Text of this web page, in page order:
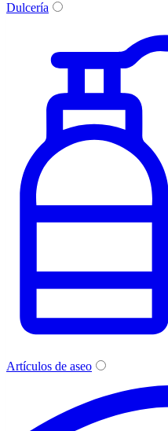
Dulcería
Artículos de aseo